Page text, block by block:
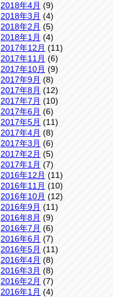
2018年4月 (9)
2018年3月 (4)
2018年2月 (5)
2018年1月 (4)
2017年12月 (11)
2017年11月 (6)
2017年10月 (9)
2017年9月 (8)
2017年8月 (12)
2017年7月 (10)
2017年6月 (6)
2017年5月 (11)
2017年4月 (8)
2017年3月 (6)
2017年2月 (5)
2017年1月 (7)
2016年12月 (11)
2016年11月 (10)
2016年10月 (12)
2016年9月 (11)
2016年8月 (9)
2016年7月 (6)
2016年6月 (7)
2016年5月 (11)
2016年4月 (8)
2016年3月 (8)
2016年2月 (7)
2016年1月 (4)